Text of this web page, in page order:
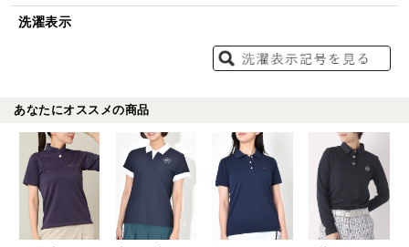
洗濯表示
あなたにオススメの商品